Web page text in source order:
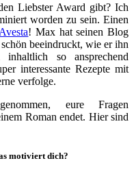
Liebster Award gibt? Ich
worden zu sein. Einen
Avesta! Max hat seinen Blog
beeindruckt, wie er ihn
so ansprechend
interessante Rezepte mit
verfolge.
eure Fragen
Roman endet. Hier sind
motiviert dich?